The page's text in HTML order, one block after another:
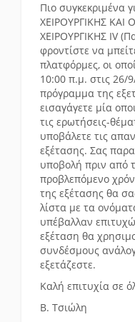
Πιο συγκεκριμένα
ΧΕΙΡΟΥΡΓΙΚΗΣ
ΧΕΙΡΟΥΡΓΙΚΗΣ IV
φροντίστε να
πλατφόρμες, οι
10:00 π.μ. στις
πρόγραμμα της
εισαγάγετε μία
τις ερωτήσεις-
υποβάλετε τις
εξέτασης. Σας
υποβολή πριν από
προβλεπόμενο
της εξέτασης θα
λίστα με τα
υπέβαλλαν
εξέταση θα
συνδέσμους
εξετάζεστε.
Καλή επιτυχία σε
Β. Τσιώλη